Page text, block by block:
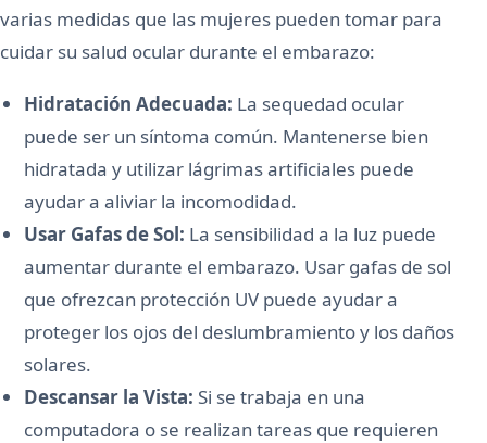
varias medidas que las mujeres pueden tomar para
cuidar su salud ocular durante el embarazo:
Hidratación Adecuada: La sequedad ocular
puede ser un síntoma común. Mantenerse bien
hidratada y utilizar lágrimas artificiales puede
ayudar a aliviar la incomodidad.
Usar Gafas de Sol: La sensibilidad a la luz puede
aumentar durante el embarazo. Usar gafas de sol
que ofrezcan protección UV puede ayudar a
proteger los ojos del deslumbramiento y los daños
solares.
Descansar la Vista: Si se trabaja en una
computadora o se realizan tareas que requieren